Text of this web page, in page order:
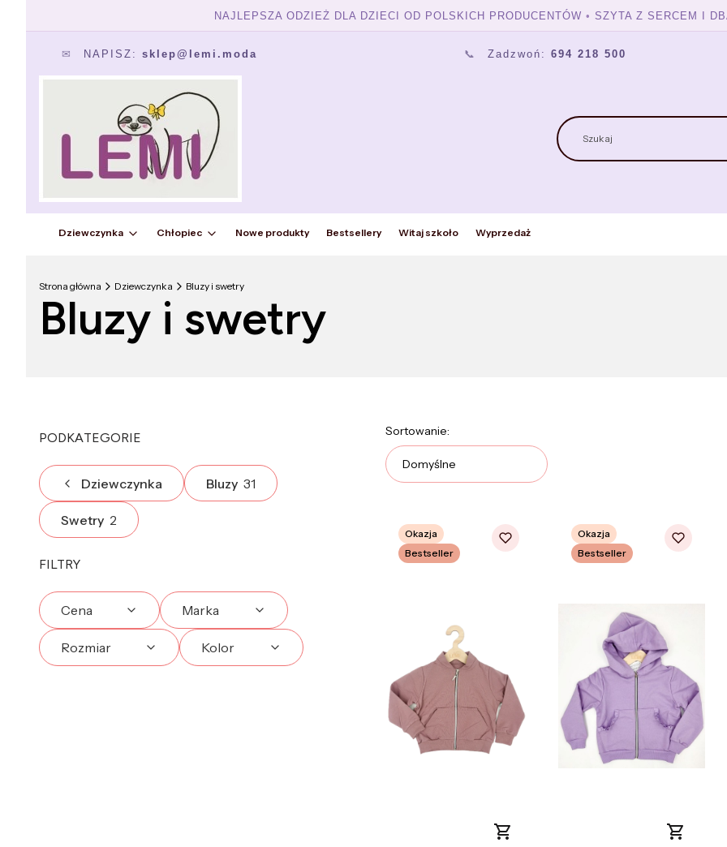
NAJLEPSZA ODZIEŻ DLA DZIECI OD POLSKICH PRODUCENTÓW • SZYTA Z SERCEM I
✉ NAPISZ: sklep@lemi.moda 📞 Zadzwoń: 694 218 500
Dziewczynka Chłopiec Nowe produkty Bestsellery Witaj szkoło Wyprzedaż
Strona główna Dziewczynka Bluzy i swetry
Bluzy i swetry
PODKATEGORIE
Dziewczynka Bluzy 31
Swetry 2
FILTRY
Cena Marka
Rozmiar Kolor
Lista produktów
Sortowanie:
Domyślne
Okazja
Bestseller
Okazja
Bestseller